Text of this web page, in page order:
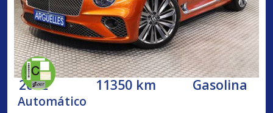
2022 11350 km Gasolina
Automático